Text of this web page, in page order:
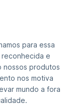
para essa
e
nossos produtos
nos motiva
mundo a fora